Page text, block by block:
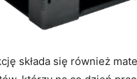
składa się również